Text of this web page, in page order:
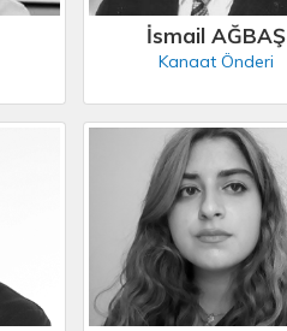
İsmail AĞBAŞ
Kanaat Önderi